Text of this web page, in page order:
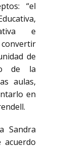
“el
e
convertir
de
de la
aulas,
en
Sandra